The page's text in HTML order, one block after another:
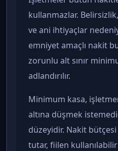
kullanmazlar.
ve ani ihtiyaçlar
emniyet amaçlı nakit
zorunlu alt sınır
adlandırılır.
Minimum kasa,
altına düşmek
düzeyidir. Nakit bütçesi
tutar, fiilen